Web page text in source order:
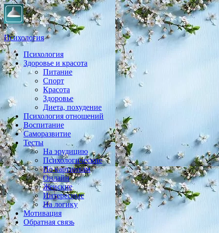
Психология
Практическая психология, личностный рост, экология,
здоровье, воспитание,
Психология
Здоровье и красота
Питание
Спорт
Красота
Здоровье
Диета, похудение
Психология отношений
Воспитание
Саморазвитие
Тесты
На эрудицию
Психологические
По картинкам
Онлайн
Женские
Интересные
На логику
Мотивация
Обратная связь